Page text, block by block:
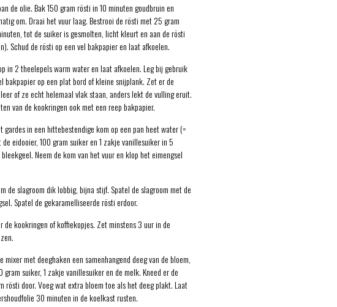
de olie. Bak 150 gram rösti in 10 minuten goudbruin en
om. Draai het vuur laag. Bestrooi de rösti met 25 gram
tot de suiker is gesmolten, licht kleurt en aan de rösti
Schud de rösti op een vel bakpapier en laat afkoelen.
in 2 theelepels warm water en laat afkoelen. Leg bij gebruik
bakpapier op een plat bord of kleine snijplank. Zet er de
of ze echt helemaal vlak staan, anders lekt de vulling eruit.
van de kookringen ook met een reep bakpapier.
gardes in een hittebestendige kom op een pan heet water (=
de eidooier, 100 gram suiker en 1 zakje vanillesuiker in 5
Neem de kom van het vuur en klop het eimengsel
de slagroom dik lobbig, bijna stijf. Spatel de slagroom met de
Spatel de gekaramelliseerde rösti erdoor.
de kookringen of koffiekopjes. Zet minstens 3 uur in de
mixer met deeghaken een samenhangend deeg van de bloem,
suiker, 1 zakje vanillesuiker en de melk. Kneed er de
rösti door. Voeg wat extra bloem toe als het deeg plakt. Laat
30 minuten in de koelkast rusten.